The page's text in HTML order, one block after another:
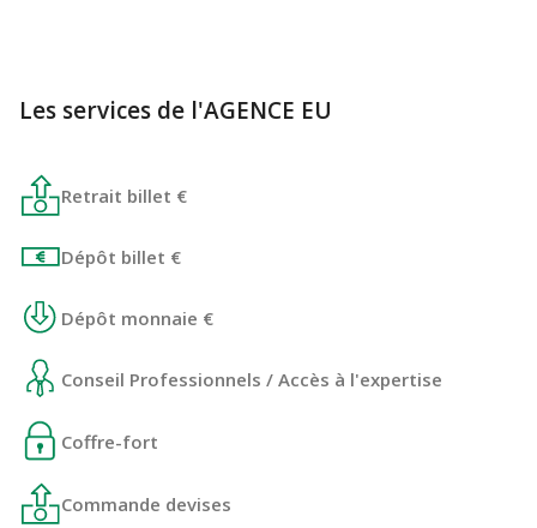
Les services de l'AGENCE EU
Retrait billet €
Dépôt billet €
Dépôt monnaie €
Conseil Professionnels / Accès à l'expertise
Coffre-fort
Commande devises